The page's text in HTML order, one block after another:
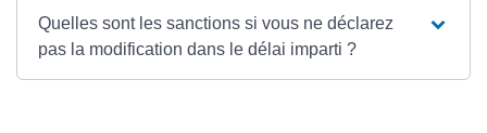
Quelles sont les sanctions si vous ne déclarez
pas la modification dans le délai imparti ?